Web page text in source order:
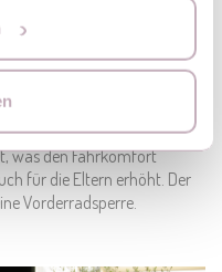
sie auch auf
Außerdem sind alle 4
was den Fahrkomfort
für die Eltern erhöht. Der
Vorderradsperre.